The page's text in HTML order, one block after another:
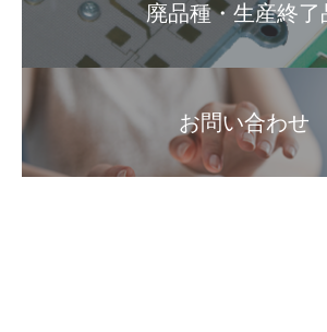
廃品種・生産終了
お問い合わせ